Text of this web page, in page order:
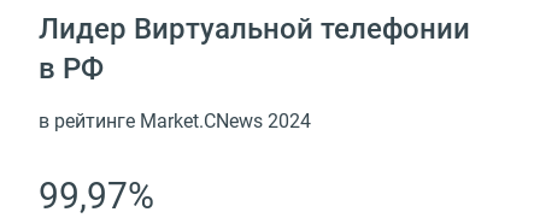
Лидер Виртуальной телефонии
в РФ
в рейтинге Market.CNews 2024
99,97%